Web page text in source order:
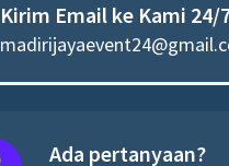
Kirim Email ke Kami 24/
Ada pertanyaan?